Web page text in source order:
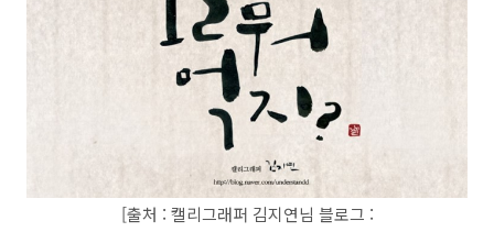
[출처 : 캘리그래퍼 김지연님 블로그 :